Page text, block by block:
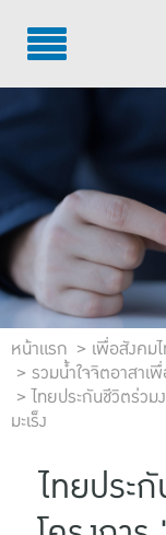
บริการตัวแทน
รู้จักไทยประกันชี
นักลงทุนสัมพันธ์
เพื่อสังคมไทย
ติดต่อไทยประกัน
แบบประกันทั้งหมด
หน้าแรก เพื่อสังคม
รวมน้ำใจจิตอาสาเ
ไทยประกันชีวิตร่ว
มะเร็ง
ไทยประ